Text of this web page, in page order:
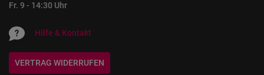
Fr. 9 - 14:30 Uhr
Hilfe & Kontakt
VERTRAG WIDERRUFEN